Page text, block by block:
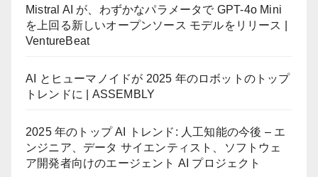
Mistral AI が、わずかなパラメータで GPT-4o Mini
を上回る新しいオープンソース モデルをリリース |
VentureBeat
AI とヒューマノイドが 2025 年のロボットのトップ
トレンドに | ASSEMBLY
2025 年のトップ AI トレンド: 人工知能の今後 – エ
ンジニア、データ サイエンティスト、ソフトウェ
ア開発者向けのエージェント AI プロジェクト